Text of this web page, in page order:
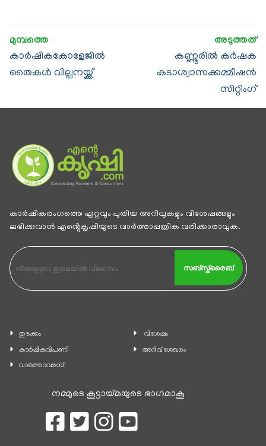
കാർഷികകോളേജിൽ
തൈകൾ വില്പനയ്ക്ക്
കണ്ണൂരില്‍ കർഷക
കടാശ്വാസക്കമ്മീഷൻ
സിറ്റിംഗ്
കാര്‍ഷികരംഗത്തെ ഏറ്റവും പുതിയ അറിവുകളും വിശേഷങ്ങളും
ലഭിക്കുവാന്‍ എൻ്റെകൃഷിയുടെ വാര്‍ത്താപ്പത്രിക വരിക്കാരാവുക.
സബ്സ്ക്രൈബ്
തുടക്കം
കാ‍ർഷികവിപണി
വാര്‍ത്താവരമ്പ്
വിശേഷം
അറിവ് ശേഖരം
നമ്മുടെ കൂട്ടായ്മയുടെ ഭാഗമാകൂ